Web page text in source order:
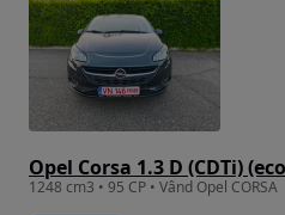
1248 cm3 • 95 CP • Vând Opel CORSA